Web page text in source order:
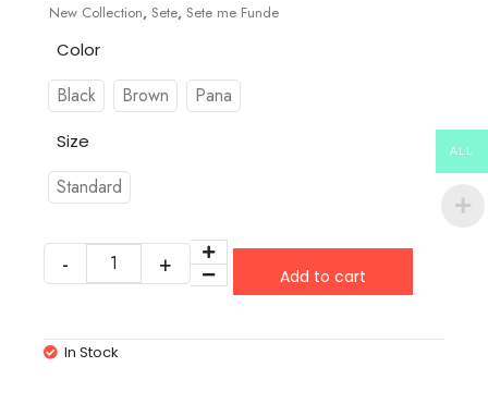
New Collection, Sete, Sete me Funde
Color
Black Brown Pana
Size
Standard
Add to cart
In Stock
ALL